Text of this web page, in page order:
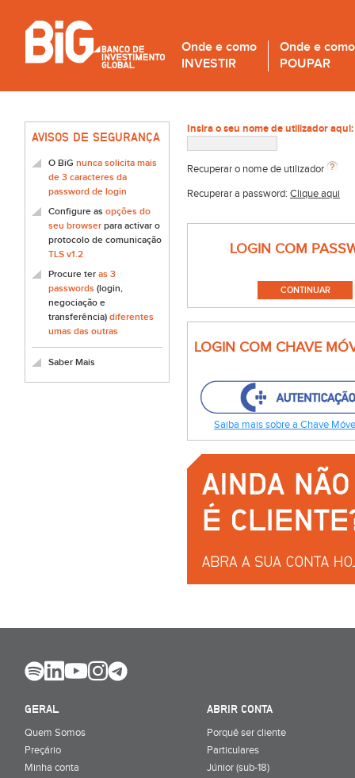
Onde e como
INVESTIR
Onde e como
POUPAR
AVISOS DE SEGURANÇA
O BiG nunca solicita mais
de 3 caracteres da
password de login
Configure as opções do
seu browser para activar o
protocolo de comunicação
TLS v1.2
Procure ter as 3
passwords (login,
negociação e
transferência) diferentes
umas das outras
Saber Mais
Insira o seu nome de utilizador aqui:
Recuperar o nome de utilizador
Recuperar a password: Clique aqui
LOGIN COM
LOGIN COM CHAVE
Saiba mais sobre a Chave
GERAL
Quem Somos
Preçário
Minha conta
ABRIR CONTA
Porquê ser cliente
Particulares
Júnior (sub-18)